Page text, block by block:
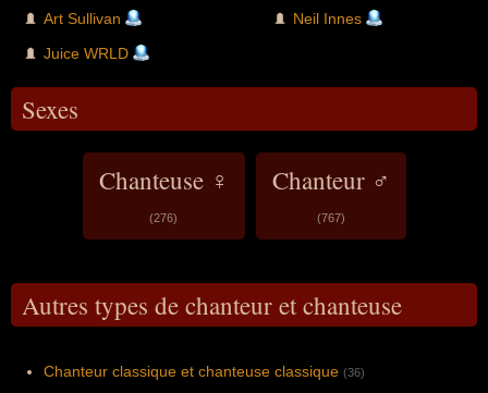
Art Sullivan
Juice WRLD
Neil Innes
Sexes
Chanteuse ♀
(276)
Chanteur ♂
(767)
Autres types de chanteur et chanteuse
Chanteur classique et chanteuse classique (36)